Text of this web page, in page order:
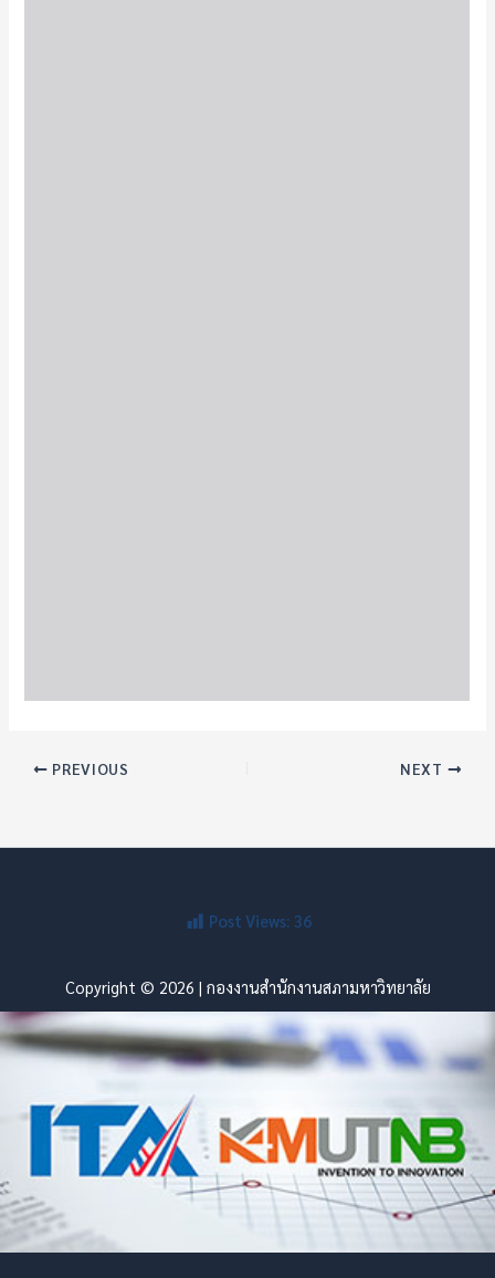
PREVIOUS NEXT
Post Views: 36
Copyright © 2026 | กองงานสำนักงานสภามหาวิทยาลัย